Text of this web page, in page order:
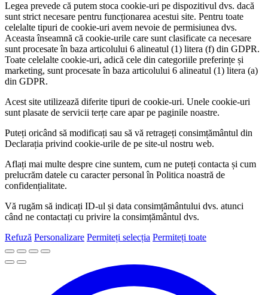
Legea prevede că putem stoca cookie-uri pe dispozitivul dvs. dacă
sunt strict necesare pentru funcționarea acestui site. Pentru toate
celelalte tipuri de cookie-uri avem nevoie de permisiunea dvs.
Aceasta înseamnă că cookie-urile care sunt clasificate ca necesare
sunt procesate în baza articolului 6 alineatul (1) litera (f) din GDPR.
Toate celelalte cookie-uri, adică cele din categoriile preferințe și
marketing, sunt procesate în baza articolului 6 alineatul (1) litera (a)
din GDPR.
Acest site utilizează diferite tipuri de cookie-uri. Unele cookie-uri
sunt plasate de servicii terțe care apar pe paginile noastre.
Puteți oricând să modificați sau să vă retrageți consimțământul din
Declarația privind cookie-urile de pe site-ul nostru web.
Aflați mai multe despre cine suntem, cum ne puteți contacta și cum
prelucrăm datele cu caracter personal în Politica noastră de
confidențialitate.
Vă rugăm să indicați ID-ul și data consimțământului dvs. atunci
când ne contactați cu privire la consimțământul dvs.
Refuză Personalizare Permiteți selecția Permiteți toate